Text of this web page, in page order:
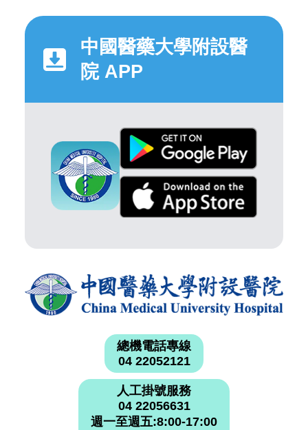
中國醫藥大學附設醫
院 APP
總機電話專線
04 22052121
人工掛號服務
04 22056631
週一至週五:8:00-17:00